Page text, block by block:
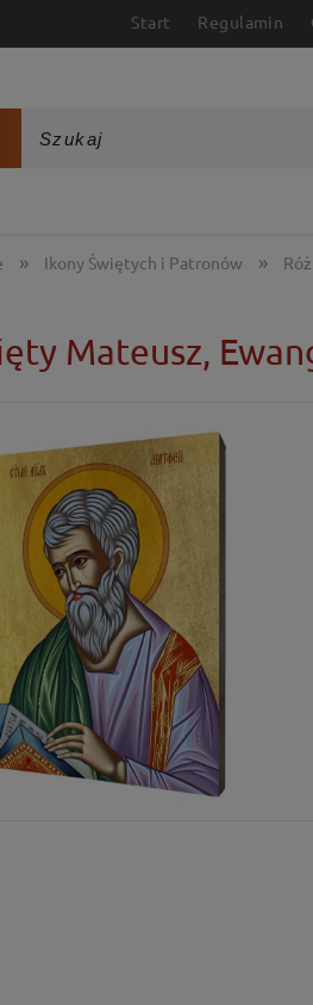
Start Regulamin
» Ikony Świętych i Patronów »
Mateusz,